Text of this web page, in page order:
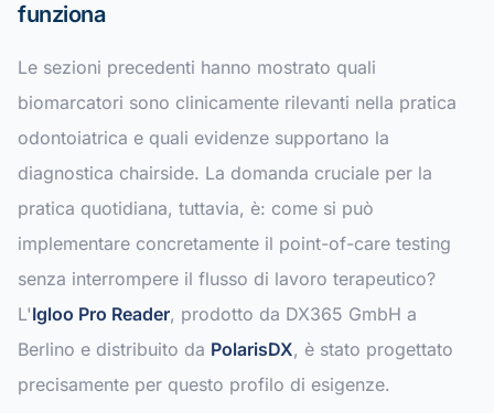
funziona
Le sezioni precedenti hanno mostrato quali
biomarcatori sono clinicamente rilevanti nella pratica
odontoiatrica e quali evidenze supportano la
diagnostica chairside. La domanda cruciale per la
pratica quotidiana, tuttavia, è: come si può
implementare concretamente il point-of-care testing
senza interrompere il flusso di lavoro terapeutico?
L'Igloo Pro Reader, prodotto da DX365 GmbH a
Berlino e distribuito da PolarisDX, è stato progettato
precisamente per questo profilo di esigenze.